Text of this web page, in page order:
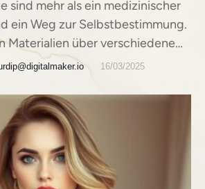
sind mehr als ein medizinischer
ein Weg zur Selbstbestimmung.
Materialien über verschiedene
wichtigen Sicherheitsaspekten:
was Sie für Ihre persönliche
wissen müssen.
16/03/2025